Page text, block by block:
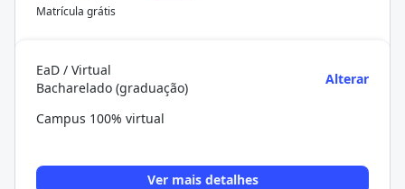
Matrícula grátis
EaD / Virtual
Bacharelado (graduação)
Alterar
Campus 100% virtual
Ver mais detalhes